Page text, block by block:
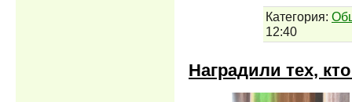
Категория:
12:40
Наградили тех,